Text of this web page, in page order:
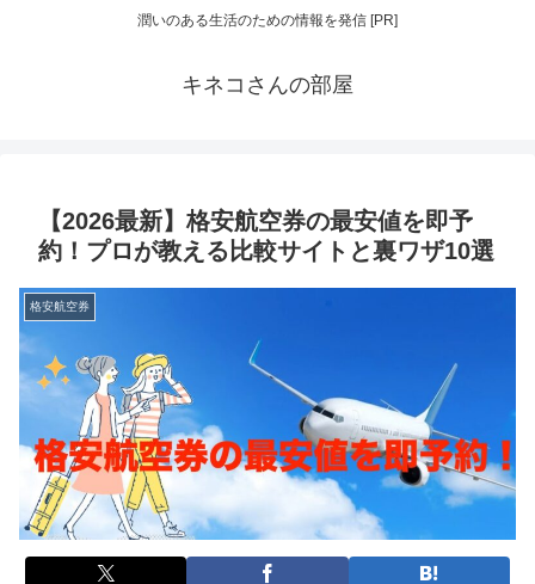
潤いのある生活のための情報を発信 [PR]
キネコさんの部屋
【2026最新】格安航空券の最安値を即予
約！プロが教える比較サイトと裏ワザ10選
格安航空券